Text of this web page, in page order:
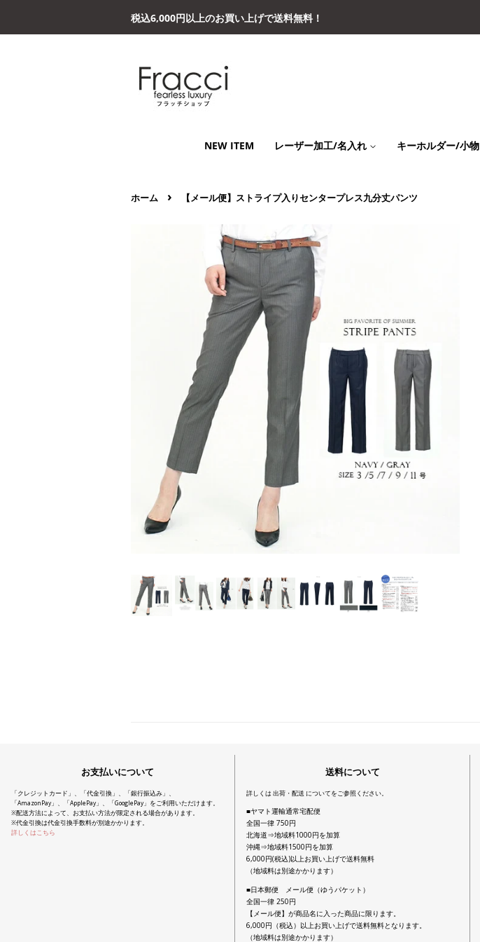
税込6,000円以上のお買い上げで送料無料！
NEW ITEM レーザー加工/名入れ キーホルダー/小物
ホーム › 【メール便】ストライプ入りセンタープレス九分丈パンツ
お支払いについて
「クレジットカード」、「代金引換」、「銀行振込み」、
「AmazonPay」、「ApplePay」、「GooglePay」をご利用いただけます。
※配送方法によって、お支払い方法が限定される場合があります。
※代金引換は代金引換手数料が別途かかります。
詳しくはこちら
送料について
詳しくは 出荷・配送 についてをご参照ください。
■ヤマト運輸通常宅配便
全国一律 750円
北海道⇒地域料1000円を加算
沖縄⇒地域料1500円を加算
6,000円(税込)以上お買い上げで送料無料
（地域料は別途かかります）
■日本郵便 メール便（ゆうパケット）
全国一律 250円
【メール便】が商品名に入った商品に限ります。
6,000円（税込）以上お買い上げで送料無料となります。
（地域料は別途かかります）